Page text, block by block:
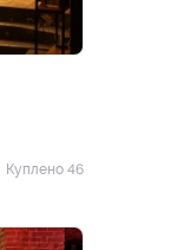
Куплено 46